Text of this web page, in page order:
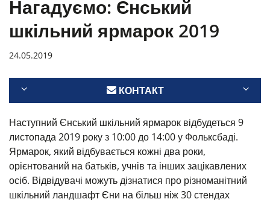
Нагадуємо: Єнський
шкільний ярмарок 2019
24.05.2019
КОНТАКТ
Наступний Єнський шкільний ярмарок відбудеться 9
листопада 2019 року з 10:00 до 14:00 у Фольксбаді.
Ярмарок, який відбувається кожні два роки,
орієнтований на батьків, учнів та інших зацікавлених
осіб. Відвідувачі можуть дізнатися про різноманітний
шкільний ландшафт Єни на більш ніж 30 стендах